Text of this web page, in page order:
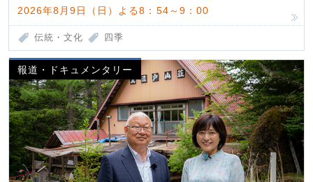
2026年8月9日（日）よる8：54～9：00
伝統・文化 四季
報道・ドキュメンタリー